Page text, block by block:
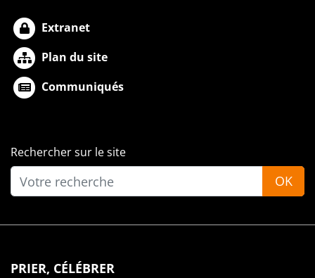
Extranet
Plan du site
Communiqués
Rechercher sur le site
OK
PRIER, CÉLÉBRER